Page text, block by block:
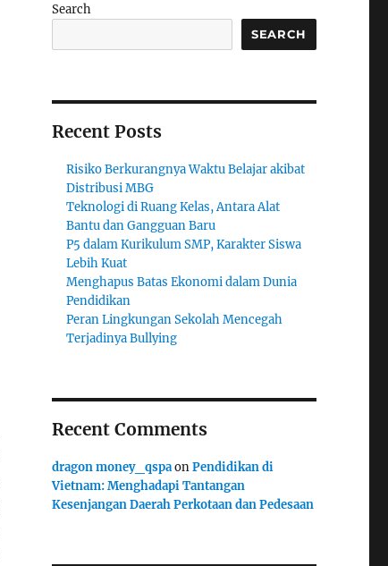
Search
SEARCH
Recent Posts
Risiko Berkurangnya Waktu Belajar akibat
Distribusi MBG
Teknologi di Ruang Kelas, Antara Alat
Bantu dan Gangguan Baru
P5 dalam Kurikulum SMP, Karakter Siswa
Lebih Kuat
Menghapus Batas Ekonomi dalam Dunia
Pendidikan
Peran Lingkungan Sekolah Mencegah
Terjadinya Bullying
Recent Comments
dragon money_qspaonPendidikan di
Vietnam: Menghadapi Tantangan
Kesenjangan Daerah Perkotaan dan Pedesaan